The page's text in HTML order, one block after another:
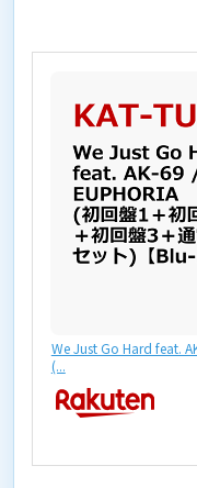
We Just Go Hard feat.
(...